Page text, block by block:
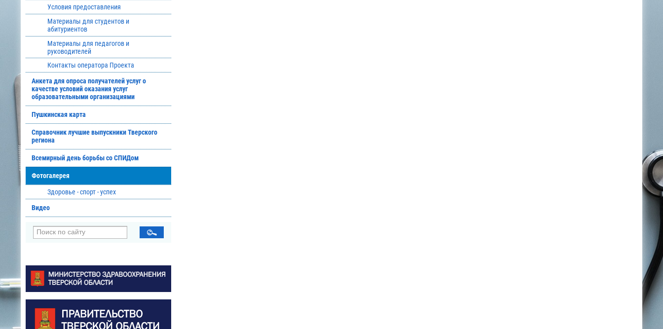
Условия предоставления
Материалы для студентов и
абитуриентов
Материалы для педагогов и
руководителей
Контакты оператора Проекта
Анкета для опроса получателей услуг о
качестве условий оказания услуг
образовательными организациями
Пушкинская карта
Справочник лучшие выпускники Тверского
региона
Всемирный день борьбы со СПИДом
Фотогалерея
Здоровье - спорт - успех
Видео